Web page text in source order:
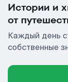
Истории и
от
Каждый день
собственные